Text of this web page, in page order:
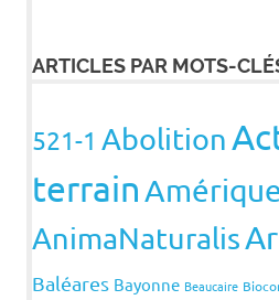
ARTICLES PAR MOTS-
521-1 Abolition
terrain
AnimaNaturalis
Baléares Bayonne Beaucaire